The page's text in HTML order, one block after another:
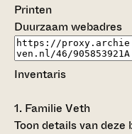
Printen
Duurzaam webadres
Inventaris
1. Familie Veth
Toon details van deze